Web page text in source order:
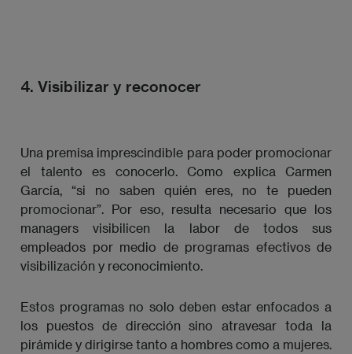
4. Visibilizar y reconocer
Una premisa imprescindible para poder promocionar
el talento es conocerlo. Como explica Carmen
García, “si no saben quién eres, no te pueden
promocionar”. Por eso, resulta necesario que los
managers visibilicen la labor de todos sus
empleados por medio de programas efectivos de
visibilización y reconocimiento.
Estos programas no solo deben estar enfocados a
los puestos de dirección sino atravesar toda la
pirámide y dirigirse tanto a hombres como a mujeres.